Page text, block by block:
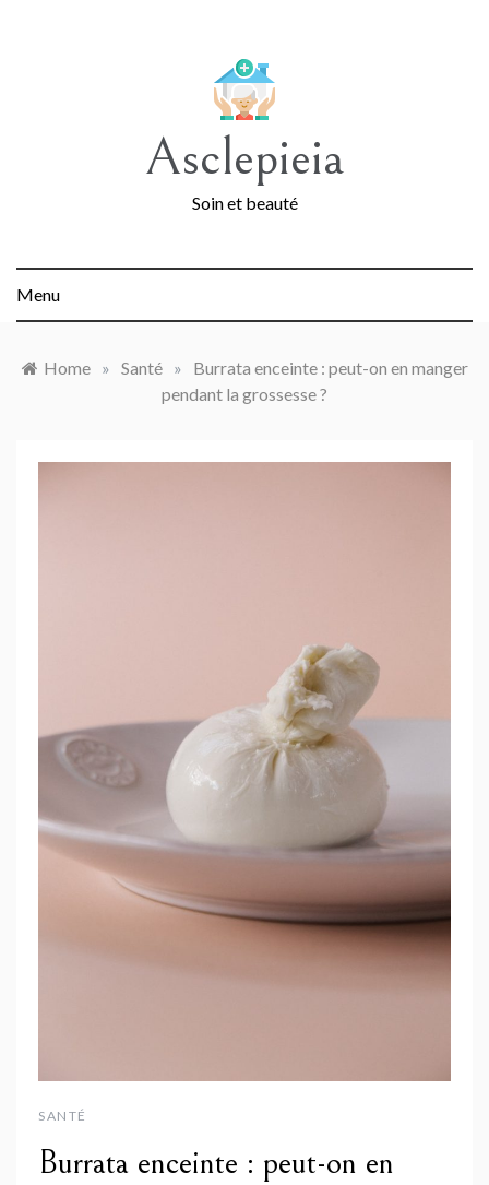
Asclepieia
Soin et beauté
Menu
Home » Santé »
Burrata enceinte : peut-on en manger
pendant la grossesse ?
SANTÉ
Burrata enceinte : peut-on en